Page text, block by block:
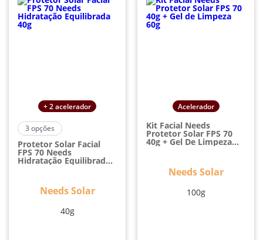
+ 2 acelerador
3 opções
Protetor Solar Facial
FPS 70 Needs
Hidratação Equilibrada
Needs Solar
40g
Acelerador
Kit Facial Needs
Protetor Solar FPS 70
40g + Gel De Limpeza
60g
Needs Solar
100g